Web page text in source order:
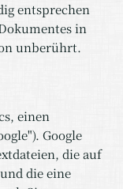
entsprechen
in
unberührt.
einen
Google
die auf
die eine